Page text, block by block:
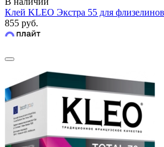
Клей KLEO Экстра 55 для
855 руб.